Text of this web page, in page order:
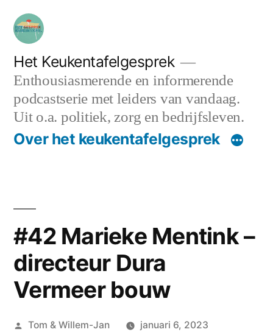
naar
inhoud
Het Keukentafelgesprek
Enthousiasmerende en informerende
podcastserie met leiders van vandaag.
Uit o.a. politiek, zorg en bedrijfsleven.
Over het keukentafelgesprek
#42 Marieke Mentink –
directeur Dura
Vermeer bouw
Geplaatst
Tom & Willem-Jan
januari 6, 2023